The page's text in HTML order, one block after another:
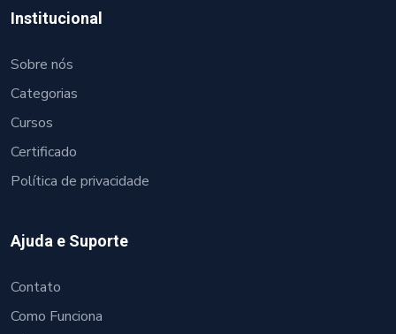
Institucional
Sobre nós
Categorias
Cursos
Certificado
Política de privacidade
Ajuda e Suporte
Contato
Como Funciona